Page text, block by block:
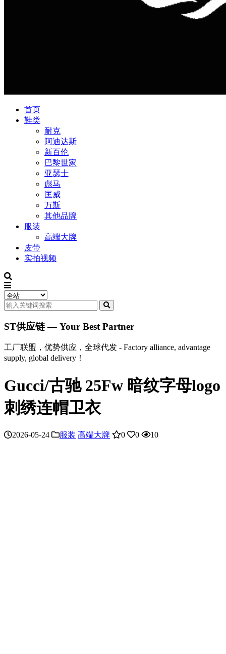
首页
鞋类
耐克
阿迪达斯
新百伦
巴黎世家
亚瑟士
彪马
匡威
万斯
其他品牌
服装
高端大牌
皮带
实拍视频
ST供应链 — Your Best Partner
工厂联盟，优势供应，全球代发 - Factory alliance, advantage
supply, global delivery！
Gucci/古驰 25Fw 暗纹字母logo
刺绣连帽卫衣
2026-05-24 服装 高端大牌 0 0 10